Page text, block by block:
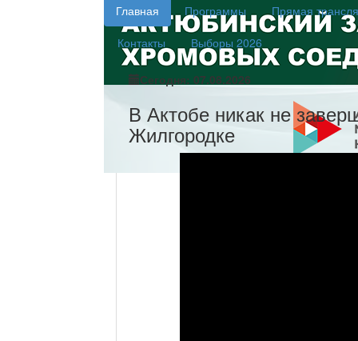
Главная Программы
Прямая
Контакты
Выборы 2026
Сегодня: 07.08.2026
В Актобе никак не
Жилгородке